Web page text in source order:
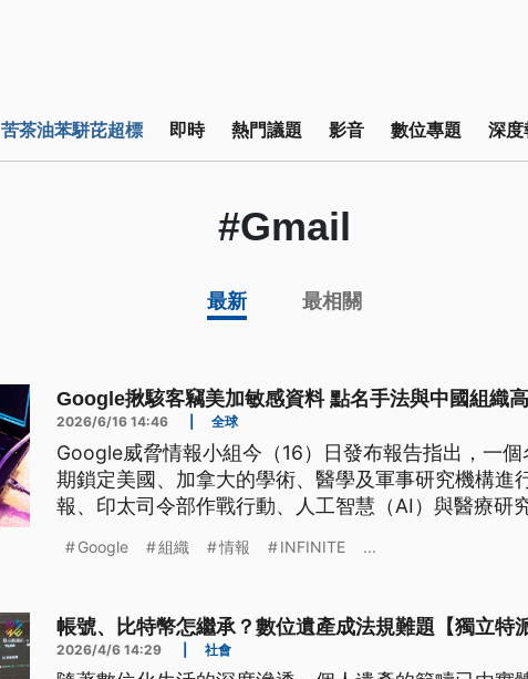
苦茶油苯駢芘超標 即時 熱門議題 影音 數位專題 深度
#Gmail
最新 最相關
Google揪駭客竊美加敏感資料 點名手法與中國組織
2026/6/16 14:46 全球
Google威脅情報小組今（16）日發布報告指出，一
期鎖定美國、加拿大的學術、醫學及軍事研究機構進
報、印太司令部作戰行動、人工智慧（AI）與醫療研
政府感興趣的情報。
Google 組織 情報 INFINITE ...
帳號、比特幣怎繼承？數位遺產成法規難題【獨立特
2026/4/6 14:29 社會